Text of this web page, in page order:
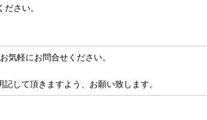
さい。
気軽にお問合せください。
して頂きますよう、お願い致します。